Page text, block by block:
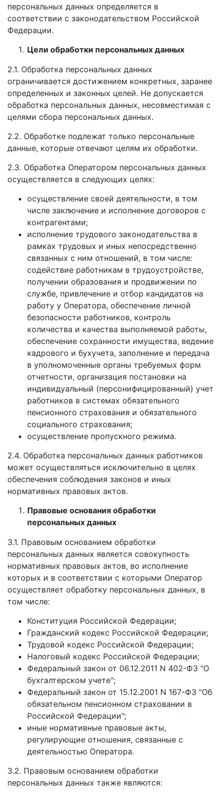
персональных данных определяется в
соответствии с законодательством Российской
Федерации.
Цели обработки персональных данных
2.1. Обработка персональных данных
ограничивается достижением конкретных, заранее
определенных и законных целей. Не допускается
обработка персональных данных, несовместимая с
целями сбора персональных данных.
2.2. Обработке подлежат только персональные
данные, которые отвечают целям их обработки.
2.3. Обработка Оператором персональных данных
осуществляется в следующих целях:
осуществление своей деятельности, в том
числе заключение и исполнение договоров с
контрагентами;
исполнение трудового законодательства в
рамках трудовых и иных непосредственно
связанных с ним отношений, в том числе:
содействие работникам в трудоустройстве,
получении образования и продвижении по
службе, привлечение и отбор кандидатов на
работу у Оператора, обеспечение личной
безопасности работников, контроль
количества и качества выполняемой работы,
обеспечение сохранности имущества, ведение
кадрового и бухучета, заполнение и передача
в уполномоченные органы требуемых форм
отчетности, организация постановки на
индивидуальный (персонифицированный) учет
работников в системах обязательного
пенсионного страхования и обязательного
социального страхования;
осуществление пропускного режима.
2.4. Обработка персональных данных работников
может осуществляться исключительно в целях
обеспечения соблюдения законов и иных
нормативных правовых актов.
Правовые основания обработки
персональных данных
3.1. Правовым основанием обработки
персональных данных является совокупность
нормативных правовых актов, во исполнение
которых и в соответствии с которыми Оператор
осуществляет обработку персональных данных, в
том числе:
Конституция Российской Федерации;
Гражданский кодекс Российской Федерации;
Трудовой кодекс Российской Федерации;
Налоговый кодекс Российской Федерации;
Федеральный закон от 06.12.2011 N 402-ФЗ "О
бухгалтерском учете";
Федеральный закон от 15.12.2001 N 167-ФЗ "Об
обязательном пенсионном страховании в
Российской Федерации";
иные нормативные правовые акты,
регулирующие отношения, связанные с
деятельностью Оператора.
3.2. Правовым основанием обработки
персональных данных также являются: